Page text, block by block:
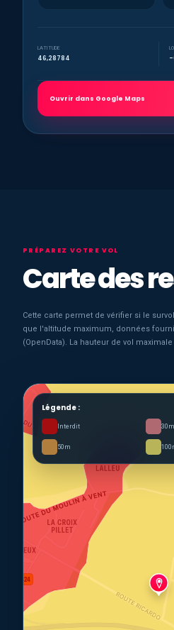
LATITUDE
46,28784 -
Ouvrir dans Google Maps
PRÉPAREZ VOTRE VOL
Carte des
Cette carte permet de vérifier si le
que l'altitude maximum, données
(OpenData). La hauteur de vol
Légende :
Interdit 30m
50m